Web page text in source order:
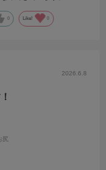
0 Like! 0
2026.6.8
尻